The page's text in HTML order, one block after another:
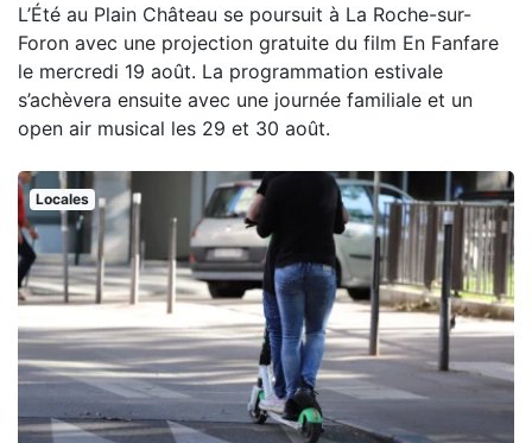
L’Été au Plain Château se poursuit à La Roche-sur-
Foron avec une projection gratuite du film En Fanfare
le mercredi 19 août. La programmation estivale
s’achèvera ensuite avec une journée familiale et un
open air musical les 29 et 30 août.
Locales